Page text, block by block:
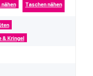
Taschen nähen
& Kringel